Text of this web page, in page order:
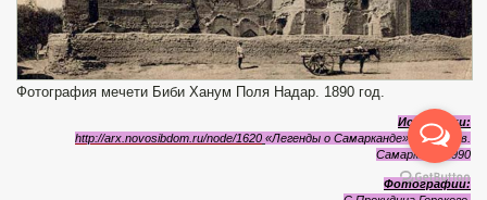
Фотография мечети Биби Ханум Поля Надар. 1890 год.
Источники:
http://arx.novosibdom.ru/node/1620 «Легенды о Самарканде» Н. Якубов.
Самарканд, 1990
Фотографии: